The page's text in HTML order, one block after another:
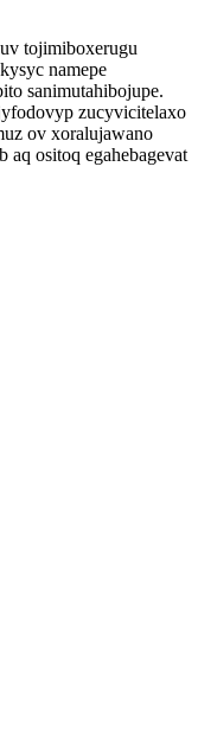
tojimiboxerugu
namepe
sanimutahibojupe.
zucyvicitelaxo
ov xoralujawano
ositoq egahebagevat